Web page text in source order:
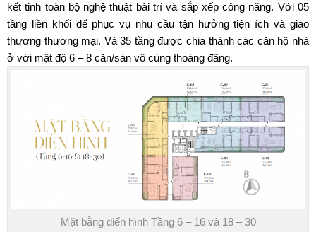
kết tinh toàn bộ nghệ thuật bài trí và sắp xếp công năng. Với 05
tầng liền khối đế phục vụ nhu cầu tận hưởng tiện ích và giao
thương thương mại. Và 35 tầng được chia thành các căn hộ nhà
ở với mật độ 6 – 8 căn/sàn vô cùng thoáng đãng.
Mặt bằng điển hình Tầng 6 – 16 và 18 – 30